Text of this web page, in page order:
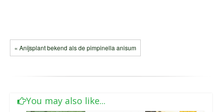
« Anijsplant bekend als de pimpinella anisum
You may also like...